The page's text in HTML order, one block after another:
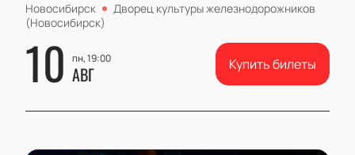
Новосибирск
Дворец культуры железнодорожников
(Новосибирск)
10 пн, 19:00
АВГ Купить билеты